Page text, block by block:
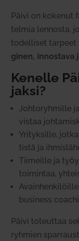
Päivi on kokenut
telmia len­nosta,
todel­liset tarpeet
ginen, innostava
Kenelle
jaksi?
Joh­to­ryh­mille
vistaa
Yri­tyk­sille,
tistä ja
Tii­meille ja
toi­mintaa,
business
Päivi toteuttaa
ryhmien